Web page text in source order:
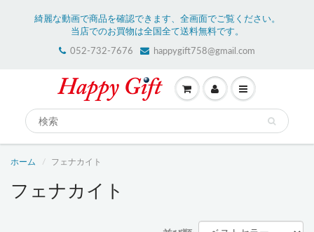
綺麗な動画で商品を確認できます、全画面でご覧ください。
当店でのお買物は全国全て送料無料です。
052-732-7676
happygift758@gmail.com
ホーム フェナカイト
フェナカイト